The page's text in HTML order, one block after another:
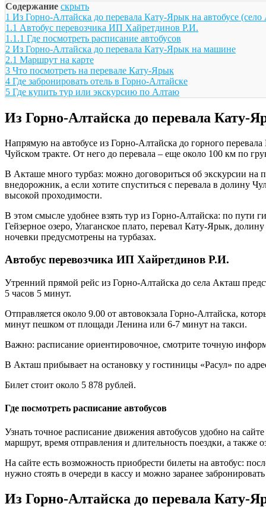
Содержание скрыть
1 Из Горно-Алтайска до перевала Кату-Ярык на автобусе
1.1 Автобус перевозчика ИП Хайретдинов Р.И.
1.1.1 Где посмотреть расписание автобусов
2 Из Горно-Алтайска до перевала Кату-Ярык на машине
2.1 Маршрут на карте
3 Что посмотреть на перевале Кату-Ярык
4 Где забронировать отель в Горно-Алтайске
5 Где купить тур или экскурсию по Алтаю
Из Горно-Алтайска до перевала Кату-
Напрямую на автобусе из Горно-Алтайска до горного
Чуйском тракте. От него до перевала – еще около 100 км по
В Акташе много турбаз: можно договориться об экскурсии на
внедорожник, а если хотите спуститься с перевала в долину
высокой проходимости.
В этом смысле удобнее взять тур из Горно-Алтайска: по
Гейзерное озеро, Улаганское плато, перевал Кату-Ярык,
ночевки предусмотрены на турбазах.
Автобус перевозчика ИП Хайретдинов Р.И.
Утренний прямой рейс из Горно-Алтайска до села Акташ
5 часов 5 минут.
Отправляется около 9.00 от автовокзала Горно-Алтайска,
минут пешком от площади Ленина или 6-7 минут на такси.
Важно: расписание ориентировочное, смотрите точную
В Акташ прибывает на остановку у гостиницы «Расул» по
Билет стоит около 5 878 рублей.
Где посмотреть расписание автобусов
Узнать точное расписание движения автобусов удобно на сайте
маршрут, время отправления и длительность поездки, а также
На сайте есть возможность приобрести билеты на автобус:
нужно стоять в очереди в кассу и можно заранее
Из Горно-Алтайска до перевала Кату-